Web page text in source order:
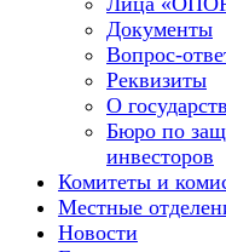
Документы
Вопрос-
Реквизиты
О
Бюро по
инвесторов
Комитеты и
Местные
Новости